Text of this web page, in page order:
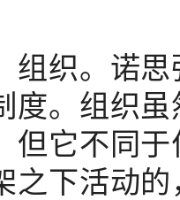
织。诺思
度。组织
但它不同
之下活动